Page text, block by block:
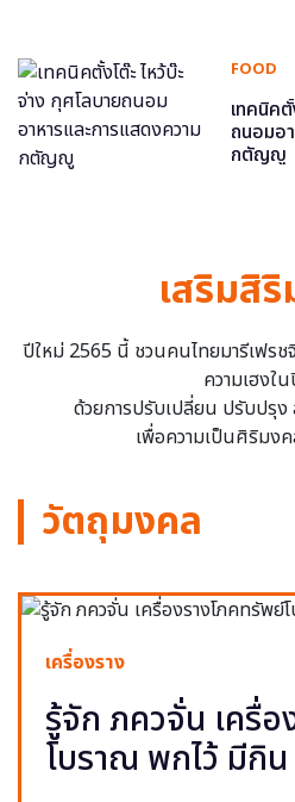
FOOD
เทคนิค
ถนอมอ
กตัญญู
เสริมสิ
ปีใหม่ 2565 นี้ ชวนคนไทยมารีเฟร
ความเฮงใ
ด้วยการปรับเปลี่ยน ปรับปรุ
เพื่อความเป็นศิริมง
วัตถุมงคล
เครื่องราง
รู้จัก ภควจั่น เครื่
โบราณ พกไว้ มีกิ